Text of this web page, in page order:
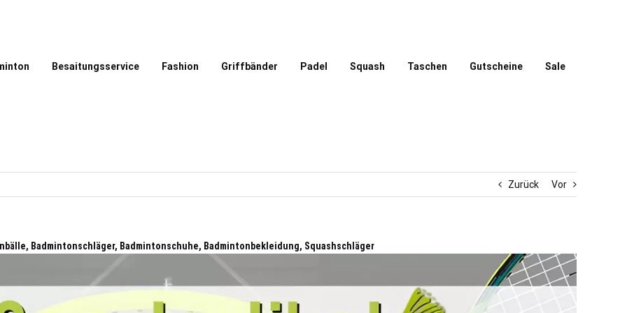
Besaitungsservice Fashion Griffbänder Padel Squash Taschen Gutscheine Sale
Zurück Vor
Badmintonschläger, Badmintonschuhe, Badmintonbekleidung, Squashschläger